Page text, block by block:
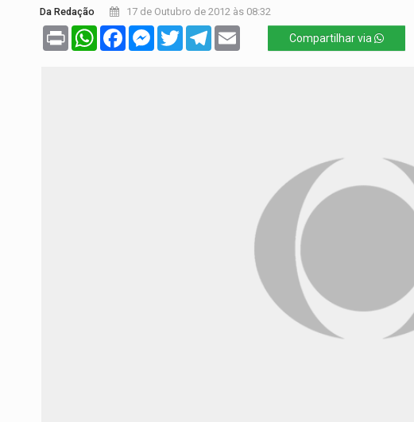
Da Redação 17 de Outubro de 2012 às 08:32
Print WhatsAppFacebookMessenger
TwitterTelegram Compartilhar via